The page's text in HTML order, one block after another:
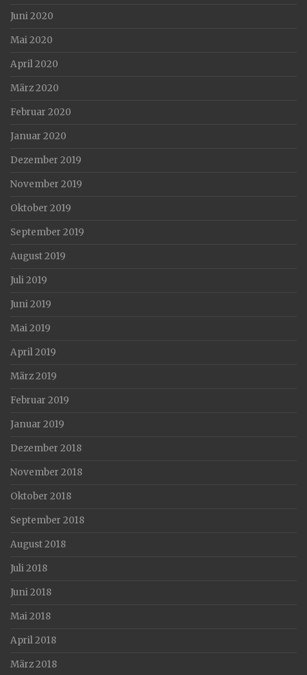
Juni 2020
Mai 2020
April 2020
März 2020
Februar 2020
Januar 2020
Dezember 2019
November 2019
Oktober 2019
September 2019
August 2019
Juli 2019
Juni 2019
Mai 2019
April 2019
März 2019
Februar 2019
Januar 2019
Dezember 2018
November 2018
Oktober 2018
September 2018
August 2018
Juli 2018
Juni 2018
Mai 2018
April 2018
März 2018